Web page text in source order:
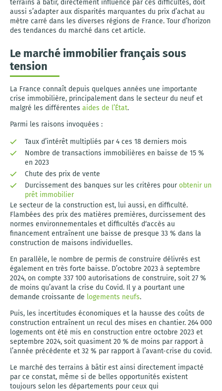
terrains à bâtir, directement influencé par ces difficultés, doit
aussi s’adapter aux disparités marquantes du prix d’achat au
mètre carré dans les diverses régions de France. Tour d’horizon
des tendances du marché dans cet article.
Le marché immobilier français sous
tension
La France connaît depuis quelques années une importante
crise immobilière, principalement dans le secteur du neuf et
malgré les différentes aides de l’État.
Parmi les raisons invoquées :
Taux d’intérêt multipliés par 4 ces 18 derniers mois
Nombre de transactions immobilières en baisse de 15 %
en 2023
Chute des prix de vente
Durcissement des banques sur les critères pourobtenir un
prêt immobilier
Le secteur de la construction est, lui aussi, en difficulté.
Flambées des prix des matières premières, durcissement des
normes environnementales et difficultés d‘accès au
financement entraînent une baisse de presque 33 % dans la
construction de maisons individuelles.
En parallèle, le nombre de permis de construire délivrés est
également en très forte baisse. D’octobre 2023 à septembre
2024, on compte 337 100 autorisations de construire, soit 27 %
de moins qu’avant la crise du Covid. Il y a pourtant une
demande croissante de logements neufs.
Puis, les incertitudes économiques et la hausse des coûts de
construction entraînent un recul des mises en chantier. 264 000
logements ont été mis en construction entre octobre 2023 et
septembre 2024, soit quasiment 20 % de moins par rapport à
l’année précédente et 32 % par rapport à l’avant-crise du covid.
Le marché des terrains à bâtir est ainsi directement impacté
par ce constat, même si de belles opportunités existent
toujours selon les départements pour ceux qui